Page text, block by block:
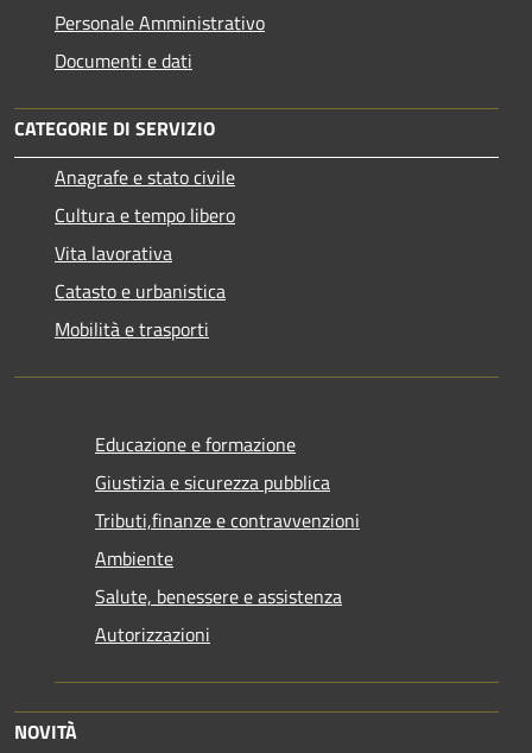
Personale Amministrativo
Documenti e dati
CATEGORIE DI SERVIZIO
Anagrafe e stato civile
Cultura e tempo libero
Vita lavorativa
Catasto e urbanistica
Mobilità e trasporti
Educazione e formazione
Giustizia e sicurezza pubblica
Tributi,finanze e contravvenzioni
Ambiente
Salute, benessere e assistenza
Autorizzazioni
NOVITÀ